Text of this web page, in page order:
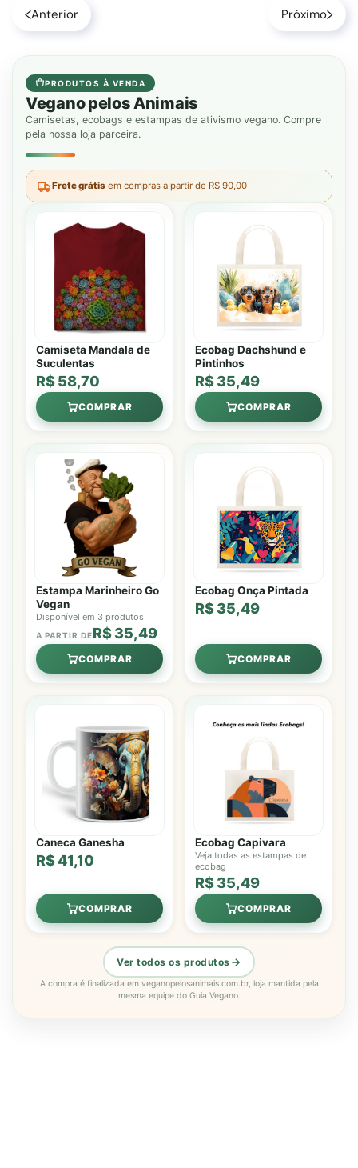
Anterior Próximo
PRODUTOS À VENDA
Vegano pelos Animais
Camisetas, ecobags e estampas de ativismo vegano. Compre
pela nossa loja parceira.
Frete grátis em compras a partir de R$ 90,00
Camiseta Mandala de
Suculentas
R$ 58,70
COMPRAR
Ecobag Dachshund e
Pintinhos
R$ 35,49
COMPRAR
Estampa Marinheiro Go
Vegan
Disponível em 3 produtos
A PARTIR DER$ 35,49
COMPRAR
Ecobag Onça Pintada
R$ 35,49
COMPRAR
Caneca Ganesha
R$ 41,10
COMPRAR
Ecobag Capivara
Veja todas as estampas de
ecobag
R$ 35,49
COMPRAR
Ver todos os produtos
A compra é finalizada em veganopelosanimais.com.br, loja mantida pela
mesma equipe do Guia Vegano.